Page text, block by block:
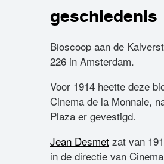
geschiedenis
Bioscoop aan de
226 in Amsterdam.
Voor 1914 heette deze
Cinema de la Monnaie,
Plaza er gevestigd.
Jean Desmet zat van
in de directie van